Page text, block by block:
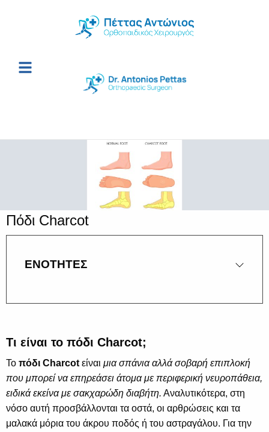
Πόδι Charcot
ΕΝΟΤΗΤΕΣ
Τι είναι το πόδι Charcot;
Το πόδι Charcot είναι μια σπάνια αλλά σοβαρή επιπλοκή
που μπορεί να επηρεάσει άτομα με περιφερική νευροπάθεια,
ειδικά εκείνα με σακχαρώδη διαβήτη. Αναλυτικότερα, στη
νόσο αυτή προσβάλλονται τα οστά, οι αρθρώσεις και τα
μαλακά μόρια του άκρου ποδός ή του αστραγάλου. Για την